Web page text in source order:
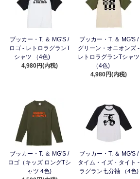
ブッカー・T. ＆ MG'S /
ロゴ - レトロラグランT
シャツ （4色)
4,980円(内税)
ブッカー・T. ＆ MG'S /
グリーン・オニオンズ -
レトロラグランTシャツ
（4色)
4,980円(内税)
ブッカー・T. ＆ MG'S /
ロゴ（キッズ ロングTシ
ャツ 4色)
ブッカー・T. ＆ MG'S /
タイム・イズ・タイト -
ラグラン七分袖 （4色)